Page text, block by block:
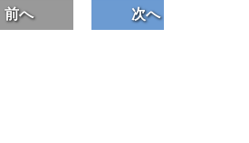
前へ 次へ